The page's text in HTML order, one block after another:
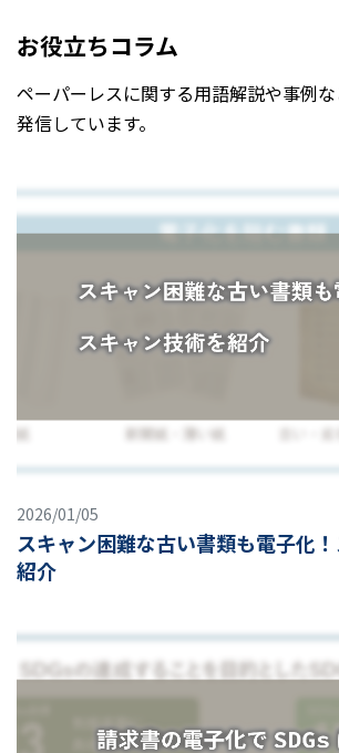
お役立ちコラム
ペーパーレスに関する用語解説や事例
発信しています。
2026/01/05
スキャン困難な古い書類も電子化
紹介